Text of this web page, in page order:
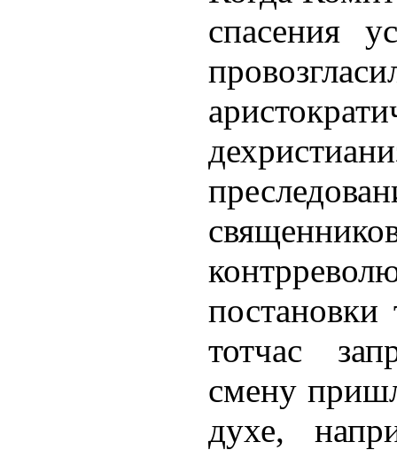
спасения
постановки
тотчас
смену
духе,